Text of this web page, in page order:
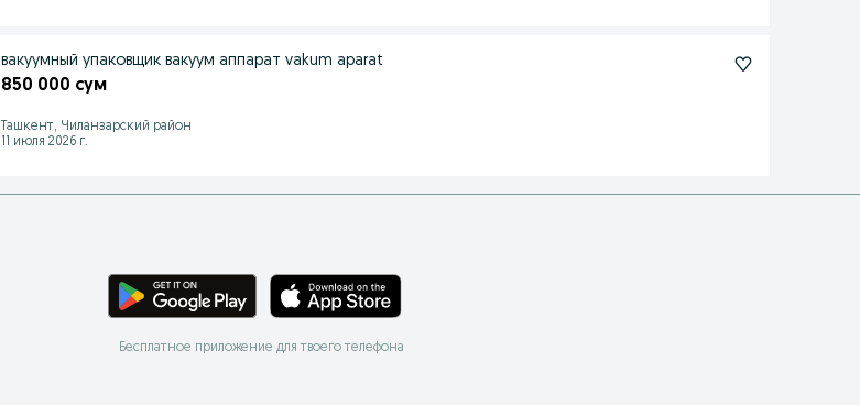
вакуумный упаковщик вакуум аппарат vakum aparat
850 000 сум
Ташкент, Чиланзарский район
11 июля 2026 г.
Бесплатное приложение для твоего телефона